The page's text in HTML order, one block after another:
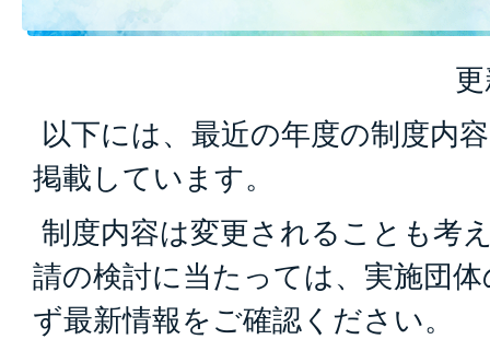
以下には、最近の年度の制度内
掲載しています。
制度内容は変更されることも考
請の検討に当たっては、実施団
ず最新情報をご確認ください。